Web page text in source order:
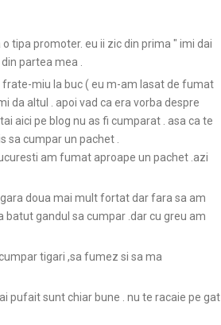
tipa promoter. eu ii zic din prima " imi dai
partea mea .
frate-miu la buc ( eu m-am lasat de fumat
da altul . apoi vad ca era vorba despre
aici pe blog nu as fi cumparat . asa ca te
cumpar un pachet .
am fumat aproape un pachet .azi
doua mai mult fortat dar fara sa am
gandul sa cumpar .dar cu greu am
tigari ,sa fumez si sa ma
pufait sunt chiar bune . nu te racaie pe gat